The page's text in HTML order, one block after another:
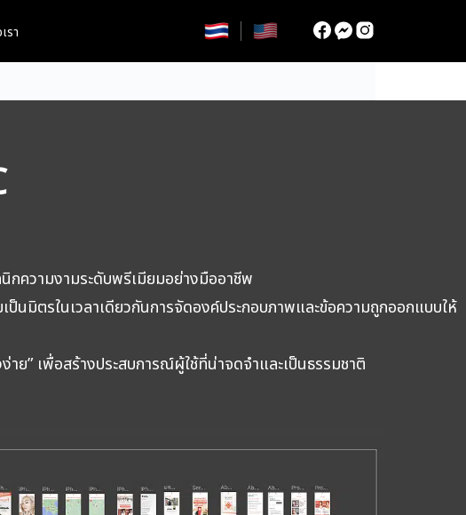
รา
ความงามระดับพรีเมียมอย่างมืออาชีพ
มิตรในเวลาเดียวกันการจัดองค์ประกอบภาพและข้อความถูกออกแบบให้
ย” เพื่อสร้างประสบการณ์ผู้ใช้ที่น่าจดจำและเป็นธรรมชาติ